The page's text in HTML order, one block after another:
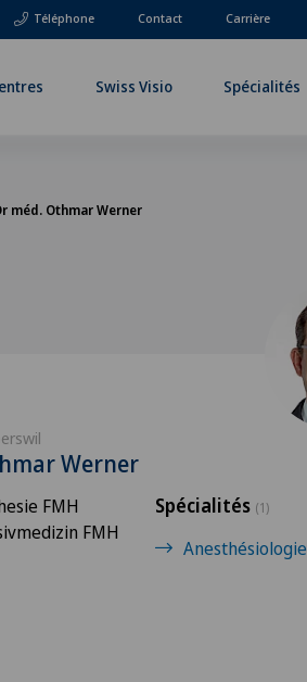
Téléphone Contact Carrière
Swiss Visio Spécialités
méd. Othmar Werner
Werner
FMH
FMH
Spécialités (1)
Anesthésiologie